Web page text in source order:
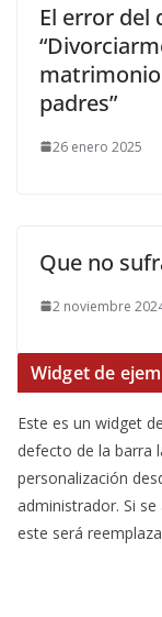
​El error del
matrimonio
padres”
26 enero 2025
Que no
2 noviembre
Widget de
Este es un widget
defecto de la barra
personalización
administrador. Si
este será